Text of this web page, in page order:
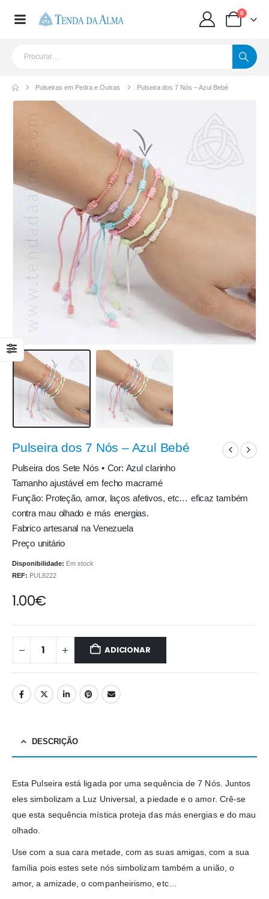
0
Pulseiras em Pedra e Outras Pulseira dos 7 Nós – Azul Bebé
Pulseira dos 7 Nós – Azul Bebé
Pulseira dos Sete Nós • Cor: Azul clarinho
Tamanho ajustável em fecho macramé
Função: Proteção, amor, laços afetivos, etc… eficaz também
contra mau olhado e más energias.
Fabrico artesanal na Venezuela
Preço unitário
Disponibilidade: Em stock
REF: PUL8222
1.00€
ADICIONAR
DESCRIÇÃO
Esta Pulseira está ligada por uma sequência de 7 Nós. Juntos
eles simbolizam a Luz Universal, a pie­dade e o amor. Crê-se
que esta sequência mística proteja das más energias e do mau
olhado.
Use com a sua cara metade, com as suas amigas, com a sua
família pois estes sete nós simbolizam também a união, o
amor, a amizade, o companheirismo, etc…